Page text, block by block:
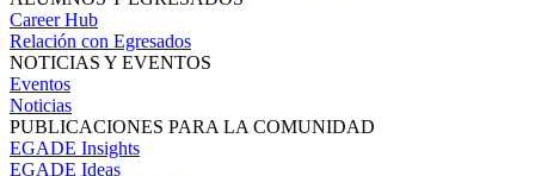
Career Hub
Relación con Egresados
NOTICIAS Y EVENTOS
Eventos
Noticias
PUBLICACIONES PARA LA COMUNIDAD
EGADE Insights
EGADE Ideas